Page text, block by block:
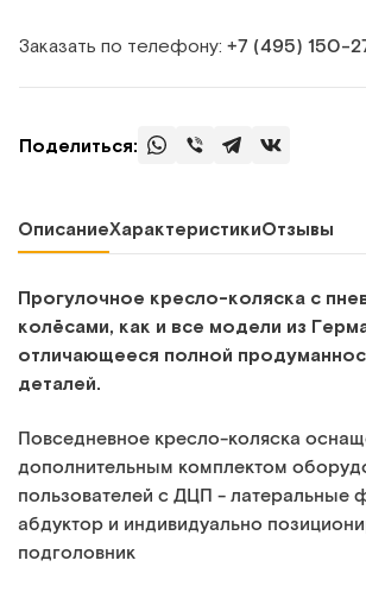
Заказать по телефону: +7 (495)
Поделиться:
ОписаниеХарактеристикиОтзывы
Прогулочное кресло-коляска с
колёсами, как и все модели из
отличающееся полной
деталей.
Повседневное кресло-коляска
дополнительным комплектом
пользователей с ДЦП - латеральные
абдуктор и индивидуально
подголовник